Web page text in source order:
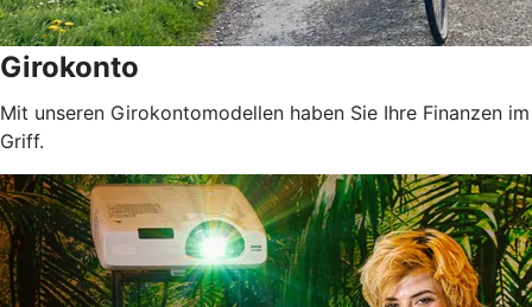
Girokonto
Mit unseren Girokontomodellen haben Sie Ihre Finanzen im
Griff.